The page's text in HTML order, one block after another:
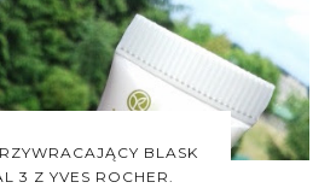
BLASK
3 Z YVES ROCHER.